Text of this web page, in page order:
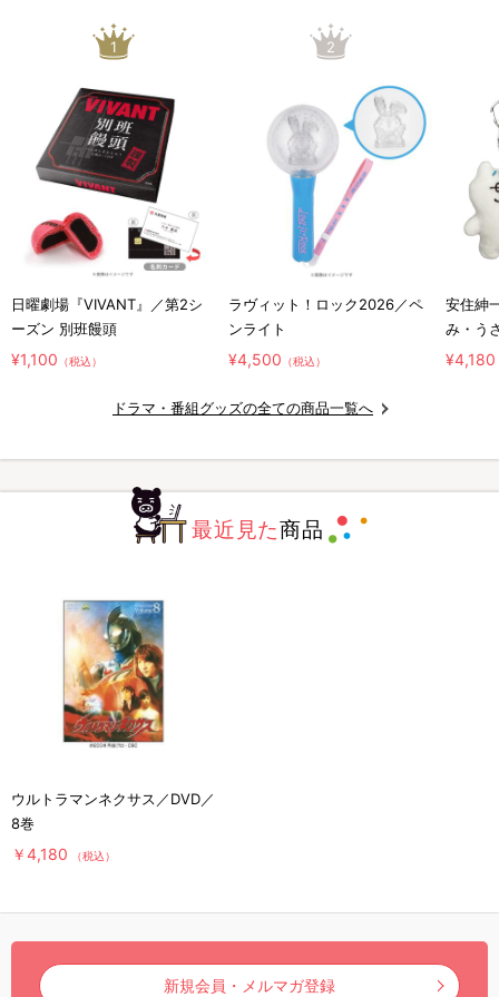
1
日曜劇場『VIVANT』／第2シ
ーズン 別班饅頭
¥1,100 （税込）
2
ラヴィット！ロック2026／ペ
ンライト
¥4,500 （税込）
安住紳
み・う
ホルダ
¥4,180
ドラマ・番組グッズの全ての商品一覧へ
最近見た商品
ウルトラマンネクサス／DVD／
8巻
￥4,180 （税込）
新規会員・メルマガ登録